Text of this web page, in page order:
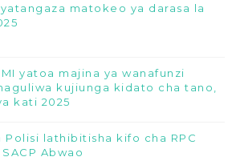
yatangaza matokeo ya darasa la
yatoa majina ya wanafunzi
kujiunga kidato cha tano,
kati 2025
Polisi lathibitisha kifo cha RPC
Abwao